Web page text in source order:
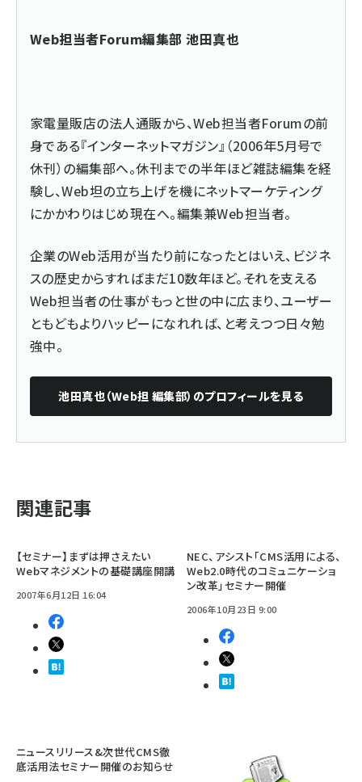
Web担当者Forum編集部 池田真也
家電量販店の法人通販から、Web担当者Forumの前
身である『インターネットマガジン』（2006年5月号で
休刊）の編集部へ。休刊までの半年ほど雑誌編集を経
験し、Web坦の立ち上げを機にネットマーケティング
にかかわりはじめ現在へ。編集兼Web担当者。
企業のWeb活用が当たり前になったとはいえ、ビジネ
スの歴史からすればまだ10数年ほど。それを支える
Web担当者の仕事がもっと世の中に広まり、ユーザー
ともどもよりハッピーになれれば、と考えつつ日々勉
強中。
池田真也（Web担 編集部） のプロフィールを見る
関連記事
【セミナー】まずは押さえたい
Webマネジメントの基礎講座開講
2007年6月12日 16:04
NEC、アシスト「CMS活用による、
Web2.0時代のコミュニケーショ
ン改革」セミナー開催
2006年10月23日 9:00
ニュースリリース&次世代CMS徹
底活用法セミナー開催のお知らせ